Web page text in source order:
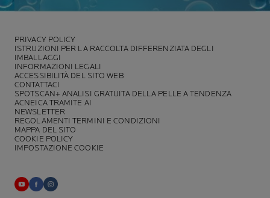
PRIVACY POLICY
ISTRUZIONI PER LA RACCOLTA DIFFERENZIATA DEGLI
IMBALLAGGI
INFORMAZIONI LEGALI
ACCESSIBILITÀ DEL SITO WEB
CONTATTACI
SPOTSCAN+ ANALISI GRATUITA DELLA PELLE A TENDENZA
ACNEICA TRAMITE AI
NEWSLETTER
REGOLAMENTI TERMINI E CONDIZIONI
MAPPA DEL SITO
COOKIE POLICY
IMPOSTAZIONE COOKIE